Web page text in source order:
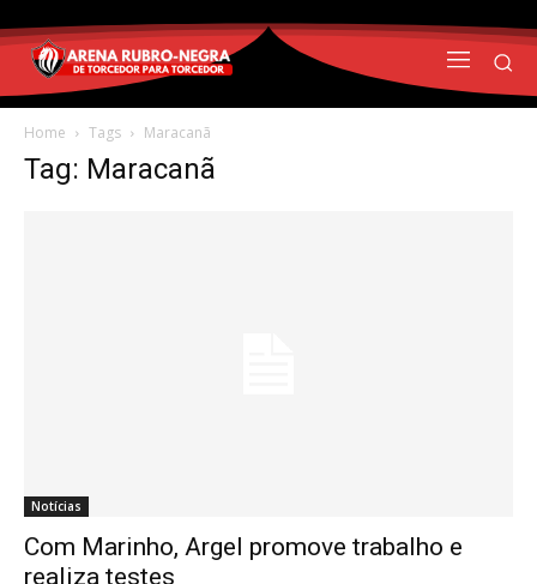
Home Tags Maracanã
Tag: Maracanã
Notícias
Com Marinho, Argel promove trabalho e
realiza testes